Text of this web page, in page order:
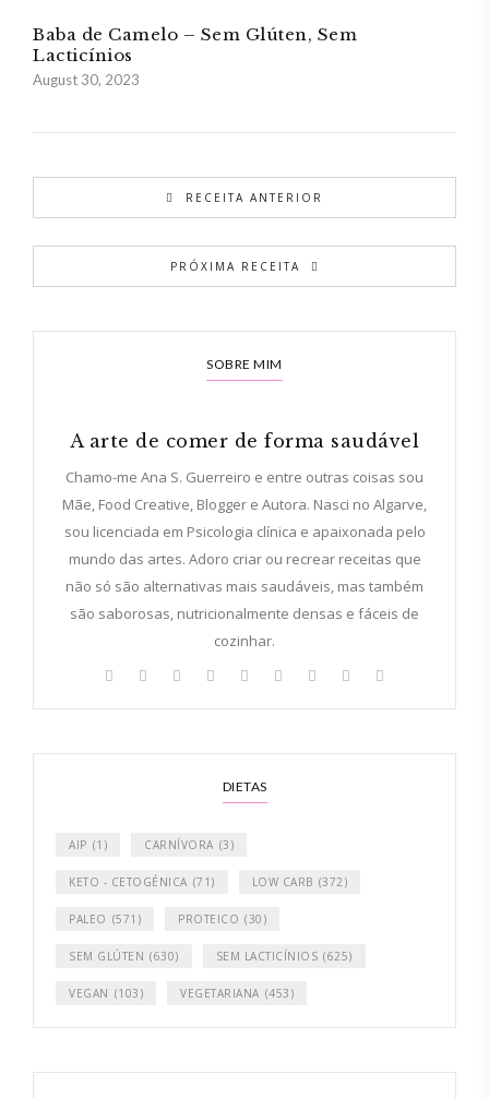
Baba de Camelo – Sem Glúten, Sem
Lacticínios
August 30, 2023
RECEITA ANTERIOR
PRÓXIMA RECEITA
SOBRE MIM
A arte de comer de forma saudável
Chamo-me Ana S. Guerreiro e entre outras coisas sou
Mãe, Food Creative, Blogger e Autora. Nasci no Algarve,
sou licenciada em Psicologia clínica e apaixonada pelo
mundo das artes. Adoro criar ou recrear receitas que
não só são alternativas mais saudáveis, mas também
são saborosas, nutricionalmente densas e fáceis de
cozinhar.
DIETAS
AIP (1) CARNÍVORA (3)
KETO - CETOGÉNICA (71) LOW CARB (372)
PALEO (571) PROTEICO (30)
SEM GLÚTEN (630) SEM LACTICÍNIOS (625)
VEGAN (103) VEGETARIANA (453)